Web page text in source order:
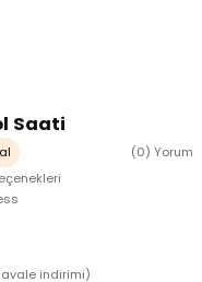
Saati
(0) Yorum
indirimi)